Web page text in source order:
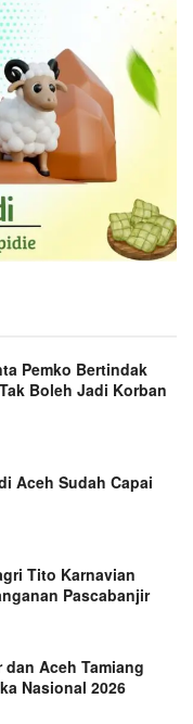
Pemko Bertindak
Boleh Jadi Korban
Aceh Sudah Capai
Tito Karnavian
Pascabanjir
dan Aceh Tamiang
Nasional 2026